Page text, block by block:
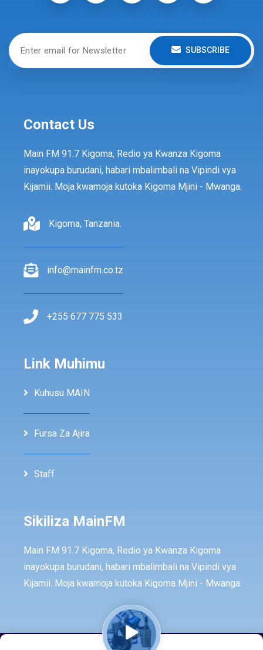
SUBSCRIBE
Contact Us
Main FM 91.7 Kigoma, Redio ya Kwanza Kigoma
inayokupa burudani, habari mbalimbali na Vipindi vya
Kijamii. Moja kwamoja kutoka Kigoma Mjini - Mwanga.
Kigoma, Tanzania.
info@mainfm.co.tz
+255 677 775 533
Link Muhimu
Kuhusu MAIN
Fursa Za Ajira
Staff
Sikiliza MainFM
Main FM 91.7 Kigoma, Redio ya Kwanza Kigoma
inayokupa burudani, habari mbalimbali na Vipindi vya
Kijamii. Moja kwamoja kutoka Kigoma Mjini - Mwanga.